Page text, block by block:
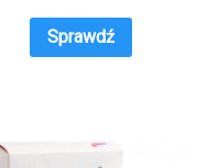
Sprawdź